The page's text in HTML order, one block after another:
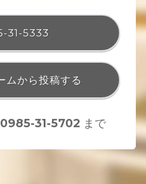
31-5333
ムから投稿する
0985-31-5702 まで